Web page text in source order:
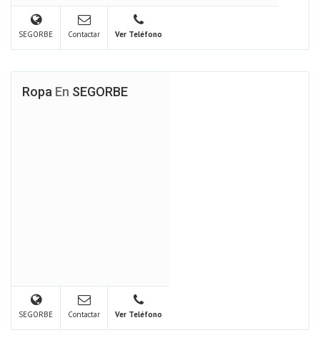
SEGORBE Contactar Ver Teléfono
Ropa En SEGORBE
SEGORBE Contactar Ver Teléfono